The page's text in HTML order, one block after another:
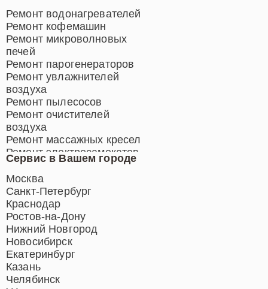
Сервис в Вашем городе
Москва
Санкт-Петербург
Краснодар
Ростов-на-Дону
Нижний Новгород
Новосибирск
Екатеринбург
Казань
Челябинск
Ремонт водонагревателей
Ремонт кофемашин
Ремонт микроволновых
печей
Ремонт парогенераторов
Ремонт увлажнителей
воздуха
Ремонт пылесосов
Ремонт очистителей
воздуха
Ремонт массажных кресел
Ремонт электросамокатов
Ремонт индукционных плит
Ремонт роботов-пылесосов
Ремонт гладильных систем
Ремонт отпаривателей
Ремонт вертикальных
пылесосов